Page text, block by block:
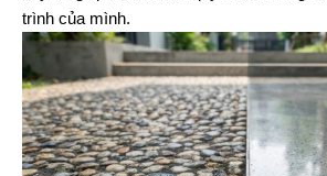
trình của mình.